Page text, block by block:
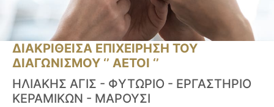
ΔΙΑΚΡΙΘΕΙΣΑ ΕΠΙΧΕΙΡΗΣΗ ΤΟΥ
ΔΙΑΓΩΝΙΣΜΟΥ ‘’ ΑΕΤΟΙ ‘’
ΗΛΙΑΚΗΣ ΑΓΙΣ - ΦΥΤΩΡΙΟ - ΕΡΓΑΣΤΗΡΙΟ
ΚΕΡΑΜΙΚΩΝ - ΜΑΡΟΥΣΙ